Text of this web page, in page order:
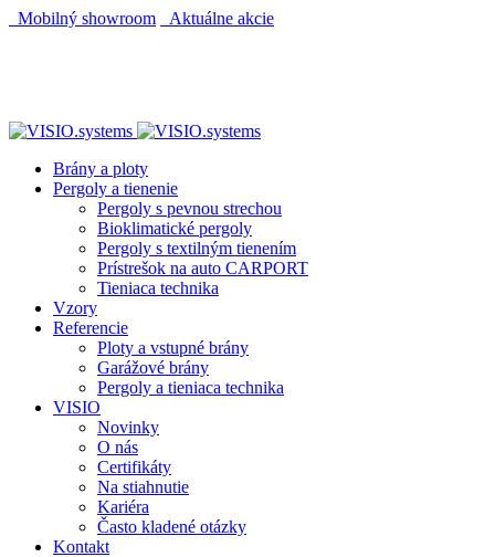
Mobilný showroom
Aktuálne akcie
Brány a ploty
Pergoly a tienenie
Pergoly s pevnou strechou
Bioklimatické pergoly
Pergoly s textilným tienením
Prístrešok na auto CARPORT
Tieniaca technika
Vzory
Referencie
Ploty a vstupné brány
Garážové brány
Pergoly a tieniaca technika
VISIO
Novinky
O nás
Certifikáty
Na stiahnutie
Kariéra
Často kladené otázky
Kontakt